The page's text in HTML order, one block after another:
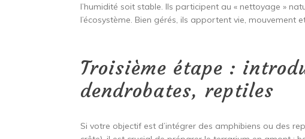
l’humidité soit stable. Ils participent au « nettoyage »
l’écosystème. Bien gérés, ils apportent vie, mouvement
Troisième étape :
dendrobates, reptiles
Si votre objectif est d’intégrer des amphibiens ou des